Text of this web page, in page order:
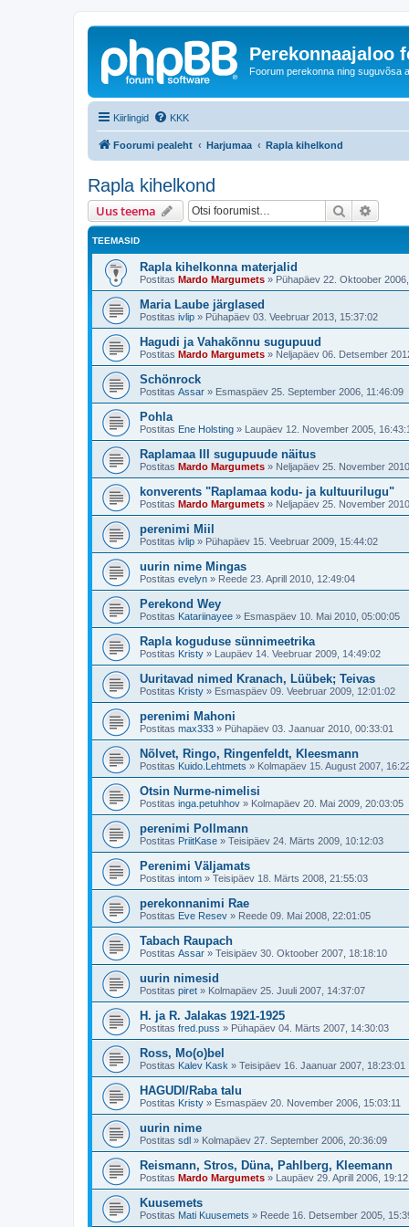
Perekonnaajaloo
Foorum perekonna ning suguvõsa
Kiirlingid KKK
Foorumi pealeht Harjumaa Rapla kihelkond
Rapla kihelkond
Uus teema Otsi
TEEMASID
Rapla kihelkonna materjalid
Postitas Mardo Margumets » Pühapäev 22. Oktoober
Maria Laube järglased
Postitas ivlip » Pühapäev 03. Veebruar 2013, 15:37:02
Hagudi ja Vahakõnnu sugupuud
Postitas Mardo Margumets » Neljapäev 06. Detsember
Schönrock
Postitas Assar » Esmaspäev 25. September 2006, 11:46:09
Pohla
Postitas Ene Holsting » Laupäev 12. November 2005,
Raplamaa III sugupuude näitus
Postitas Mardo Margumets » Neljapäev 25. November
konverents "Raplamaa kodu- ja kultuurilugu"
Postitas Mardo Margumets » Neljapäev 25. November
perenimi Miil
Postitas ivlip » Pühapäev 15. Veebruar 2009, 15:44:02
uurin nime Mingas
Postitas evelyn » Reede 23. Aprill 2010, 12:49:04
Perekond Wey
Postitas Katariinayee » Esmaspäev 10. Mai 2010, 05:00:05
Rapla koguduse sünnimeetrika
Postitas Kristy » Laupäev 14. Veebruar 2009, 14:49:02
Uuritavad nimed Kranach, Lüübek; Teivas
Postitas Kristy » Esmaspäev 09. Veebruar 2009, 12:01:02
perenimi Mahoni
Postitas max333 » Pühapäev 03. Jaanuar 2010, 00:33:01
Nõlvet, Ringo, Ringenfeldt, Kleesmann
Postitas Kuido.Lehtmets » Kolmapäev 15. August 2007,
Otsin Nurme-nimelisi
Postitas inga.petuhhov » Kolmapäev 20. Mai 2009, 20:03:05
perenimi Pollmann
Postitas PriitKase » Teisipäev 24. Märts 2009, 10:12:03
Perenimi Väljamats
Postitas intom » Teisipäev 18. Märts 2008, 21:55:03
perekonnanimi Rae
Postitas Eve Resev » Reede 09. Mai 2008, 22:01:05
Tabach Raupach
Postitas Assar » Teisipäev 30. Oktoober 2007, 18:18:10
uurin nimesid
Postitas piret » Kolmapäev 25. Juuli 2007, 14:37:07
H. ja R. Jalakas 1921-1925
Postitas fred.puss » Pühapäev 04. Märts 2007, 14:30:03
Ross, Mo(o)bel
Postitas Kalev Kask » Teisipäev 16. Jaanuar 2007, 18:23:01
HAGUDI/Raba talu
Postitas Kristy » Esmaspäev 20. November 2006, 15:03:11
uurin nime
Postitas sdl » Kolmapäev 27. September 2006, 20:36:09
Reismann, Stros, Düna, Pahlberg, Kleemann
Postitas Mardo Margumets » Laupäev 29. Aprill 2006,
Kuusemets
Postitas Mati Kuusemets » Reede 16. Detsember 2005,